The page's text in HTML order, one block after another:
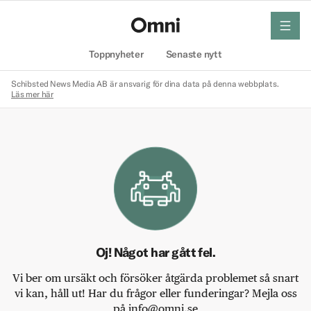
Toppnyheter Senaste nytt
meny
Schibsted News Media AB är ansvarig för dina data på denna webbplats.
Läs mer här
Oj! Något har gått fel.
Vi ber om ursäkt och försöker åtgärda problemet så snart
vi kan, håll ut! Har du frågor eller funderingar? Mejla oss